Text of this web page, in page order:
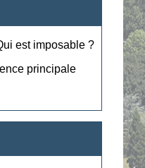
est imposable ?
principale